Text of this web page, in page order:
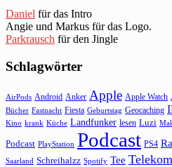
Daniel für das Intro
Angie und Markus für das Logo.
Parkrausch für den Jingle
Schlagwörter
AirPods Android Anker Apple Apple Watch
Bücher Fastnacht Fiesta Geburtstag Geocaching
Kino krank Küche Landfunker lesen Luzi
Podcast PlayStation Podcast PS4
Saarland Schreihalzz Spotify Tee Telekom